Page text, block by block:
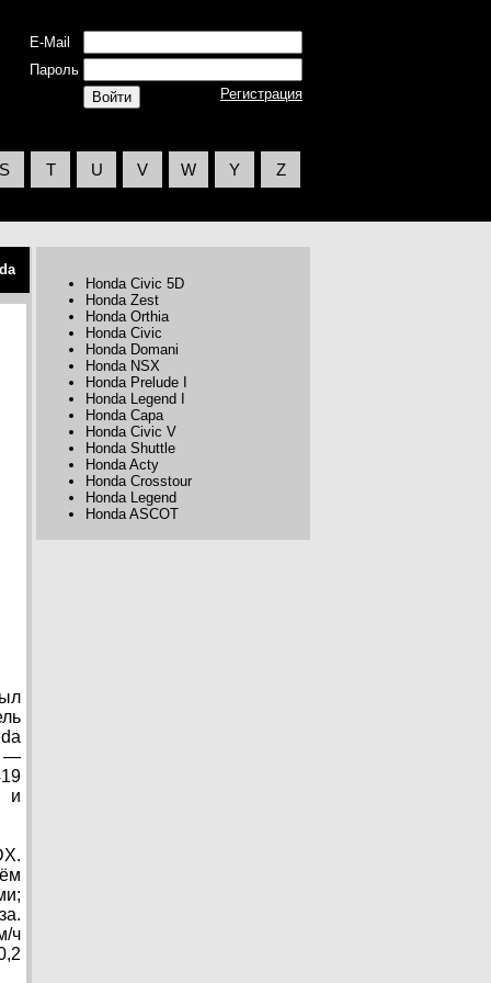
E-Mail
Пароль
Регистрация
S T U V W Y Z
—
и
ч
Honda Civic 5D
Honda Zest
Honda Orthia
Honda Civic
Honda Domani
Honda NSX
Honda Prelude I
Honda Legend I
Honda Capa
Honda Civic V
Honda Shuttle
Honda Acty
Honda Crosstour
Honda Legend
Honda ASCOT